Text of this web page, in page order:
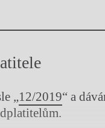
„12/2019“ a